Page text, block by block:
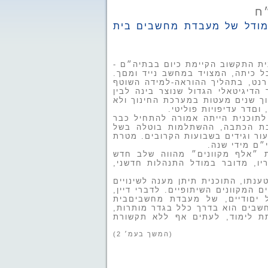
של מעבדת מחשבים בית
התקשוב הקיימת כיום בבתיה״ם -
המצויד במחשב נייד ומםך.
בתהליך ההוראה-למידה השוטף
הגדול שנוצר בינה לבין
שנים מעטות במערכת החינוך ולא
עדיפויות פוליטי.
הייתה אמורה להתחיל כבר
הכתבה, ההשתלמות בוטלה בשל
וגידים בשבועות הקרובים. מטרת
״אלף מקוונים״ מהווה שלב חדש
מדובר במודל התנהלות חדשני,
התוכנית תיתן מענה לשינויים
המקוונים
השיתופיים. לדברי דיין,
יםודיים, של מעבדת מחשבים בית
הוא בדרך כלל בגדר מותרות,
לימוד, לעתים
אף ללא תקשורת
(המשך בעמ׳ 2)